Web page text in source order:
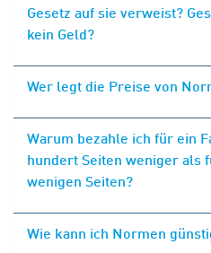
Gesetz auf sie verweist?
kein Geld?
Wer legt die Preise von
Warum bezahle ich für ein
hundert Seiten weniger als
wenigen Seiten?
Wie kann ich Normen